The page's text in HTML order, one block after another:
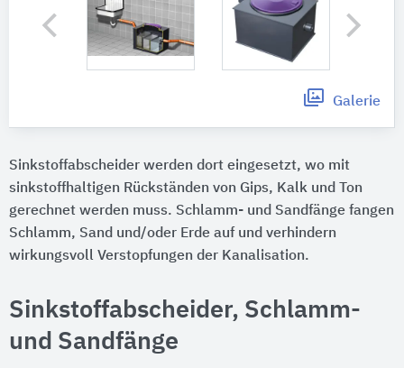
Galerie
Sinkstoffabscheider werden dort eingesetzt, wo mit
sinkstoffhaltigen Rückständen von Gips, Kalk und Ton
gerechnet werden muss. Schlamm- und Sandfänge fangen
Schlamm, Sand und/oder Erde auf und verhindern
wirkungsvoll Verstopfungen der Kanalisation.
Sinkstoffabscheider, Schlamm-
und Sandfänge